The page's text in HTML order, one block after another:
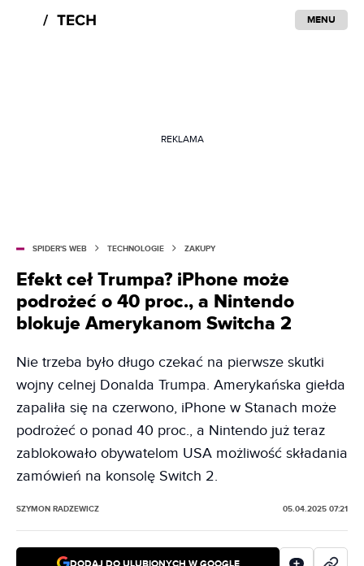
MENU
REKLAMA
SPIDER'S WEB TECHNOLOGIE ZAKUPY
Efekt ceł Trumpa? iPhone może
podrożeć o 40 proc., a Nintendo
blokuje Amerykanom Switcha 2
Nie trzeba było długo czekać na pierwsze skutki
wojny celnej Donalda Trumpa. Amerykańska giełda
zapaliła się na czerwono, iPhone w Stanach może
podrożeć o ponad 40 proc., a Nintendo już teraz
zablokowało obywatelom USA możliwość składania
zamówień na konsolę Switch 2.
SZYMON RADZEWICZ 05.04.2025 07:21
DODAJ DO ULUBIONYCH W GOOGLE